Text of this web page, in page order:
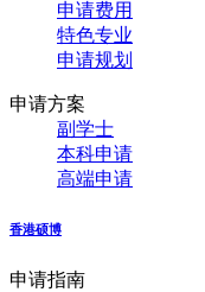
申请费用
特色专业
申请规划
申请方案
副学士
本科申请
高端申请
香港硕博
申请指南